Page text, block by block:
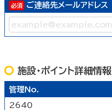
ご連絡先メールアドレス
施設・ポイント詳細情報
管理No.
2640